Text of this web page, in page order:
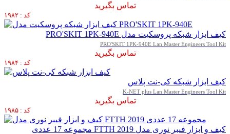
تماس بگیرید
کد : ۱۹۸۲
کیف ابزار شبکه پروسکیت مدل PRO'SKIT 1PK-940E
PRO'SKIT 1PK-940E Lan Master Engineers Tool Kit
تماس بگیرید
کد : ۱۹۸۴
کیف ابزار شبکه کی-نت پلاس
K-NET plus Lan Master Engineers Tool Kit
تماس بگیرید
کد : ۱۹۸۵
کیف و ابزار فیبر نوری مدل FTTH 2019 مجموعه 17 عددی